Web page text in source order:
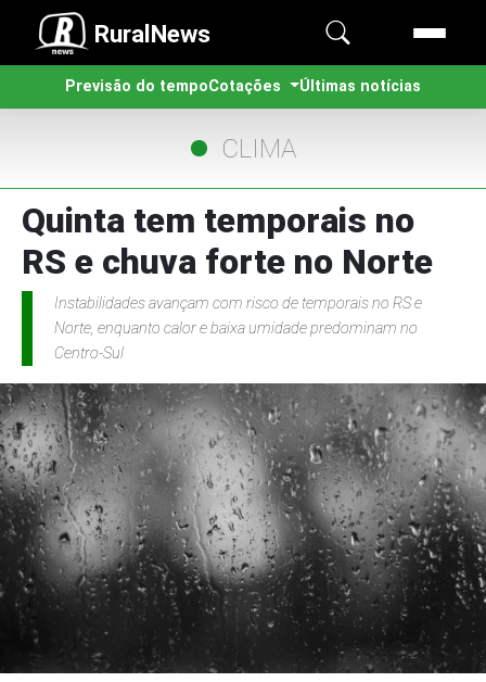
RuralNews
Previsão do tempoCotações Últimas notícias
CLIMA
Quinta tem temporais no
RS e chuva forte no Norte
Instabilidades avançam com risco de temporais no RS e
Norte, enquanto calor e baixa umidade predominam no
Centro-Sul